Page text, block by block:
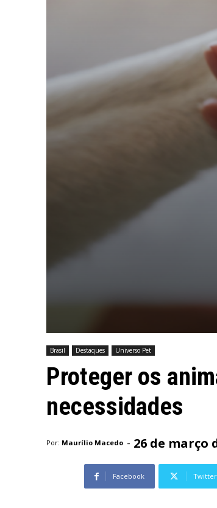
Brasil Destaques Universo Pet
Proteger os
necessidades
Por: Maurílio Macedo - 26 de março
Facebook Twitter